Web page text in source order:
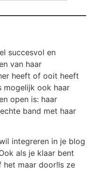
succesvol en
van haar
heeft of ooit heeft
mogelijk ook haar
open is: haar
band met haar
integreren in je blog
als je klaar bent
maar door!Is ze